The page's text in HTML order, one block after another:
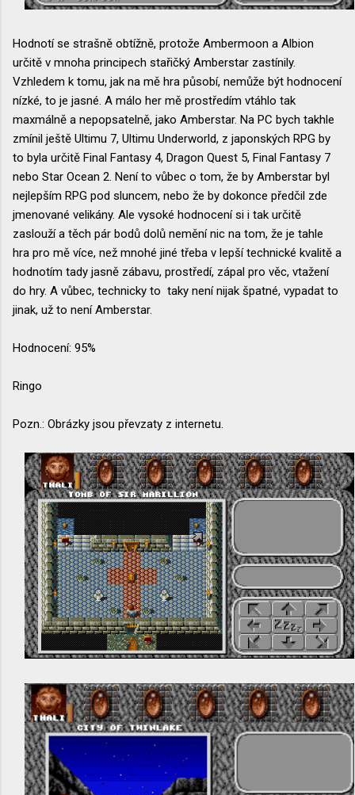
Hodnotí se strašně obtížně, protože Ambermoon a Albion
určitě v mnoha principech stařičký Amberstar zastínily.
Vzhledem k tomu, jak na mě hra působí, nemůže být hodnocení
nízké, to je jasné. A málo her mě prostředím vtáhlo tak
maxmálně a nepopsatelně, jako Amberstar. Na PC bych takhle
zmínil ještě Ultimu 7, Ultimu Underworld, z japonských RPG by
to byla určitě Final Fantasy 4, Dragon Quest 5, Final Fantasy 7
nebo Star Ocean 2. Není to vůbec o tom, že by Amberstar byl
nejlepším RPG pod sluncem, nebo že by dokonce předčil zde
jmenované velikány. Ale vysoké hodnocení si i tak určitě
zaslouží a těch pár bodů dolů nemění nic na tom, že je tahle
hra pro mě více, než mnohé jiné třeba v lepší technické kvalitě a
hodnotím tady jasně zábavu, prostředí, zápal pro věc, vtažení
do hry. A vůbec, technicky to taky není nijak špatné, vypadat to
jinak, už to není Amberstar.
Hodnocení: 95%
Ringo
Pozn.: Obrázky jsou převzaty z internetu.